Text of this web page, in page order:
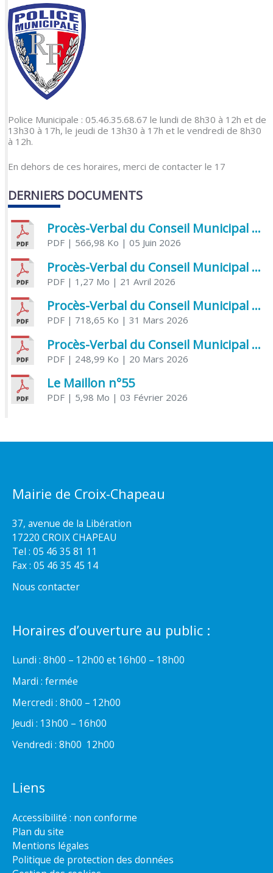
Police Municipale : 05.46.35.68.67 le lundi de 8h30 à 12h et de
13h30 à 17h, le jeudi de 13h30 à 17h et le vendredi de 8h30
à 12h.
En dehors de ces horaires, merci de contacter le 17
DERNIERS DOCUMENTS
Procès-Verbal du Conseil Municipal du 5 juin 2026
PDF| 566,98 Ko | 05 Juin 2026
Procès-Verbal du Conseil Municipal du 21 avril 2026
PDF| 1,27 Mo | 21 Avril 2026
Procès-Verbal du Conseil Municipal du 31 mars 2026
PDF| 718,65 Ko | 31 Mars 2026
Procès-Verbal du Conseil Municipal du 20 mars 2026
PDF| 248,99 Ko | 20 Mars 2026
Le Maillon n°55
PDF| 5,98 Mo | 03 Février 2026
Mairie de Croix-Chapeau
37, avenue de la Libération
17220 CROIX CHAPEAU
Tel : 05 46 35 81 11
Fax : 05 46 35 45 14
Nous contacter
Horaires d’ouverture au public :
Lundi : 8h00 – 12h00 et 16h00 – 18h00
Mardi : fermée
Mercredi : 8h00 – 12h00
Jeudi : 13h00 – 16h00
Vendredi : 8h00  12h00
Liens
Accessibilité : non conforme
Plan du site
Mentions légales
Politique de protection des données